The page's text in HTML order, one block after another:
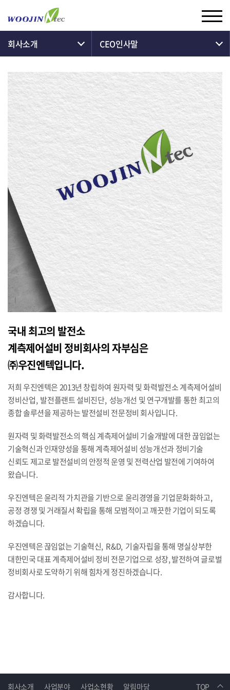
회사소개 CEO인사말
국내 최고의 발전소
계측제어설비 정비회사의 자부심은
㈜우진엔텍입니다.
저희 우진엔텍은 2013년 창립하여 원자력 및 화력발전소 계측제어설비
정비산업, 발전플랜트 설비진단, 성능개선 및 연구개발를 통한 최고의
종합 솔루션을 제공하는 발전설비 전문정비 회사입니다.
원자력 및 화력발전소의 핵심 계측제어설비 기술개발에 대한 끊임없는
기술혁신과 인재양성을 통해 계측제어설비 성능개선과 정비기술
신뢰도 제고로 발전설비의 안정적 운영 및 전력산업 발전에 기여하여
왔습니다.
우진엔텍은 윤리적 가치관을 기반으로 윤리경영을 기업문화화하고,
공정 경쟁 및 거래질서 확립을 통해 모범적이고 깨끗한 기업이 되도록
하겠습니다.
우진엔텍은 끊임없는 기술혁신, R&D, 기술자립을 통해 명실상부한
대한민국 대표 계측제어설비 정비 전문기업으로 성장, 발전하여 글로벌
정비회사로 도약하기 위해 힘차게 정진하겠습니다.
감사합니다.
회사소개 사업분야 사업소현황 알림마당 TOP